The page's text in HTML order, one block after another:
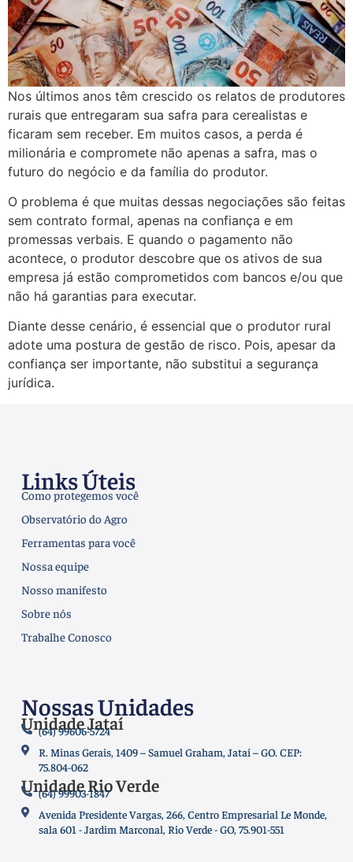
Nos últimos anos têm crescido os relatos de produtores
rurais que entregaram sua safra para cerealistas e
ficaram sem receber. Em muitos casos, a perda é
milionária e compromete não apenas a safra, mas o
futuro do negócio e da família do produtor.
O problema é que muitas dessas negociações são feitas
sem contrato formal, apenas na confiança e em
promessas verbais. E quando o pagamento não
acontece, o produtor descobre que os ativos de sua
empresa já estão comprometidos com bancos e/ou que
não há garantias para executar.
Diante desse cenário, é essencial que o produtor rural
adote uma postura de gestão de risco. Pois, apesar da
confiança ser importante, não substitui a segurança
jurídica.
Links Úteis
Como protegemos você
Observatório do Agro
Ferramentas para você
Nossa equipe
Nosso manifesto
Sobre nós
Trabalhe Conosco
Nossas Unidades
Unidade Jataí
(64) 99606-5724
R. Minas Gerais, 1409 – Samuel Graham, Jataí – GO. CEP:
75.804-062
Unidade Rio Verde
(64) 99903-1847
Avenida Presidente Vargas, 266, Centro Empresarial Le Monde,
sala 601 - Jardim Marconal, Rio Verde - GO, 75.901-551